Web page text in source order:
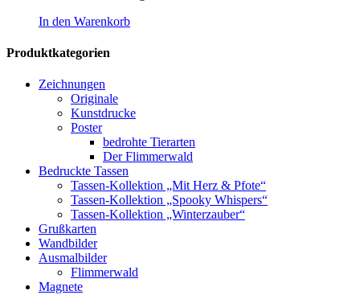
In den Warenkorb
Produktkategorien
Zeichnungen
Originale
Kunstdrucke
Poster
bedrohte Tierarten
Der Flimmerwald
Bedruckte Tassen
Tassen-Kollektion „Mit Herz & Pfote“
Tassen-Kollektion „Spooky Whispers“
Tassen-Kollektion „Winterzauber“
Grußkarten
Wandbilder
Ausmalbilder
Flimmerwald
Magnete